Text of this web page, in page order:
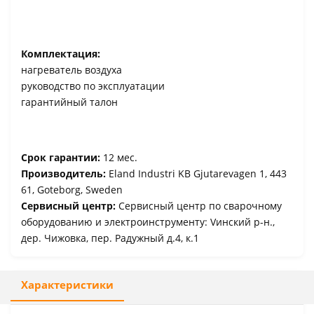
Комплектация:
нагреватель воздуха
руководство по эксплуатации
гарантийный талон
Срок гарантии: 12 мес.
Производитель: Eland Industri KB Gjutarevagen 1, 443
61, Goteborg, Sweden
Сервисный центр: Сервисный центр по сварочному
оборудованию и электроинструменту: Vинский р-н.,
дер. Чижовка, пер. Радужный д.4, к.1
Характеристики